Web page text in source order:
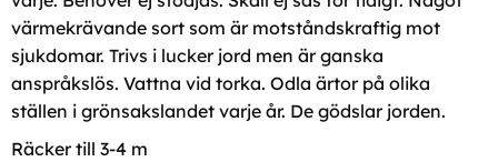
värmekrävande sort som är motståndskraftig mot
sjukdomar. Trivs i lucker jord men är ganska
anspråkslös. Vattna vid torka. Odla ärtor på olika
ställen i grönsakslandet varje år. De gödslar jorden.
Räcker till 3-4 m